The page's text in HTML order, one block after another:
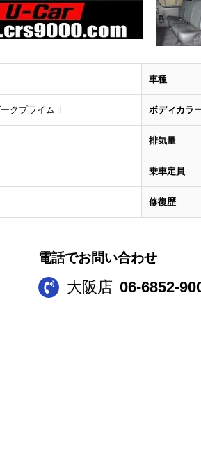
車種
クプライムⅡ ボディカラ
排気量
乗車定員
修復歴
電話でお問い合わせ
大阪店 06-6852-